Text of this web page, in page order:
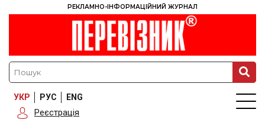
РЕКЛАМНО-ІНФОРМАЦІЙНИЙ ЖУРНАЛ
УКР РУС ENG
Реєстрація